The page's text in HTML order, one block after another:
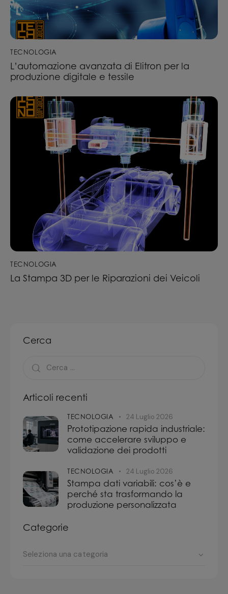
TECNOLOGIA
L’automazione avanzata di Elitron per la
produzione digitale e tessile
TECNOLOGIA
La Stampa 3D per le Riparazioni dei Veicoli
Cerca
Articoli recenti
TECNOLOGIA 24 Luglio 2026
Prototipazione rapida industriale:
come accelerare sviluppo e
validazione dei prodotti
TECNOLOGIA 24 Luglio 2026
Stampa dati variabili: cos’è e
perché sta trasformando la
produzione personalizzata
Categorie